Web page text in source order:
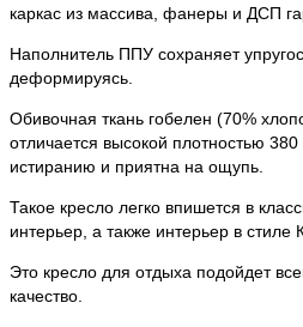
каркас из массива, фанеры и ДСП
Наполнитель ППУ сохраняет
деформируясь.
Обивочная ткань гобелен (70%
отличается высокой плотностью 380
истиранию и приятна на ощупь.
Такое кресло легко впишется в
интерьер, а также интерьер в стиле
Это кресло для отдыха подойдет
качество.